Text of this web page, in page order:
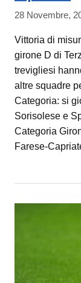
28 Novembre,
Vittoria di
girone D di
trevigliesi
altre squadre
Categoria: si
Sorisolese e
Categoria
Farese-